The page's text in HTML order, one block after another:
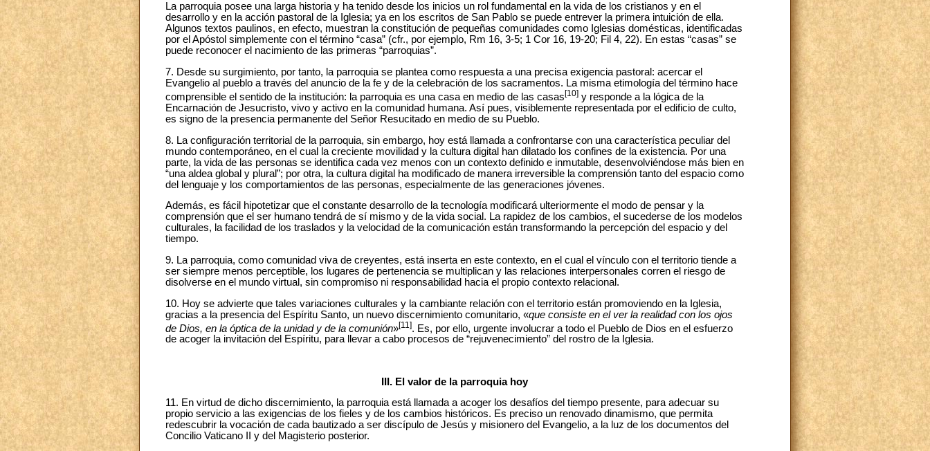
La parroquia posee una larga historia y ha tenido desde los inicios un rol fundamental en la vida de los cristianos y en el
desarrollo y en la acción pastoral de la Iglesia; ya en los escritos de San Pablo se puede entrever la primera intuición de ella.
Algunos textos paulinos, en efecto, muestran la constitución de pequeñas comunidades como Iglesias domésticas, identificadas
por el Apóstol simplemente con el término “casa” (cfr., por ejemplo, Rm 16, 3-5; 1 Cor 16, 19-20; Fil 4, 22). En estas “casas” se
puede reconocer el nacimiento de las primeras “parroquias”.
7. Desde su surgimiento, por tanto, la parroquia se plantea como respuesta a una precisa exigencia pastoral: acercar el
Evangelio al pueblo a través del anuncio de la fe y de la celebración de los sacramentos. La misma etimología del término hace
comprensible el sentido de la institución: la parroquia es una casa en medio de las casas[10] y responde a la lógica de la
Encarnación de Jesucristo, vivo y activo en la comunidad humana. Así pues, visiblemente representada por el edificio de culto,
es signo de la presencia permanente del Señor Resucitado en medio de su Pueblo.
8. La configuración territorial de la parroquia, sin embargo, hoy está llamada a confrontarse con una característica peculiar del
mundo contemporáneo, en el cual la creciente movilidad y la cultura digital han dilatado los confines de la existencia. Por una
parte, la vida de las personas se identifica cada vez menos con un contexto definido e inmutable, desenvolviéndose más bien en
“una aldea global y plural”; por otra, la cultura digital ha modificado de manera irreversible la comprensión tanto del espacio como
del lenguaje y los comportamientos de las personas, especialmente de las generaciones jóvenes.
Además, es fácil hipotetizar que el constante desarrollo de la tecnología modificará ulteriormente el modo de pensar y la
comprensión que el ser humano tendrá de sí mismo y de la vida social. La rapidez de los cambios, el sucederse de los modelos
culturales, la facilidad de los traslados y la velocidad de la comunicación están transformando la percepción del espacio y del
tiempo.
9. La parroquia, como comunidad viva de creyentes, está inserta en este contexto, en el cual el vínculo con el territorio tiende a
ser siempre menos perceptible, los lugares de pertenencia se multiplican y las relaciones interpersonales corren el riesgo de
disolverse en el mundo virtual, sin compromiso ni responsabilidad hacia el propio contexto relacional.
10. Hoy se advierte que tales variaciones culturales y la cambiante relación con el territorio están promoviendo en la Iglesia,
gracias a la presencia del Espíritu Santo, un nuevo discernimiento comunitario, «que consiste en el ver la realidad con los ojos
de Dios, en la óptica de la unidad y de la comunión»[11]. Es, por ello, urgente involucrar a todo el Pueblo de Dios en el esfuerzo
de acoger la invitación del Espíritu, para llevar a cabo procesos de “rejuvenecimiento” del rostro de la Iglesia.
III. El valor de la parroquia hoy
11. En virtud de dicho discernimiento, la parroquia está llamada a acoger los desafíos del tiempo presente, para adecuar su
propio servicio a las exigencias de los fieles y de los cambios históricos. Es preciso un renovado dinamismo, que permita
redescubrir la vocación de cada bautizado a ser discípulo de Jesús y misionero del Evangelio, a la luz de los documentos del
Concilio Vaticano II y del Magisterio posterior.